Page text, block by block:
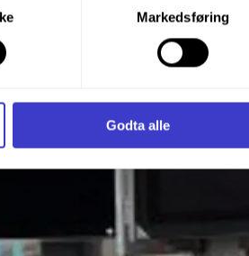
velge formålet du vil samtykke til ved å
hvordan vi samler inn og behandler
Markedsføring
Godta alle